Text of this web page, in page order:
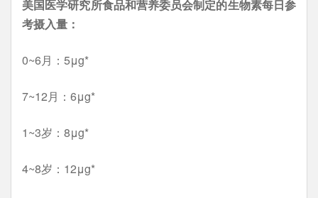
美国医学研究所食品和营养委员会制定的生物素每日参
考摄入量：
0~6月：5μg*
7~12月：6μg*
1~3岁：8μg*
4~8岁：12μg*